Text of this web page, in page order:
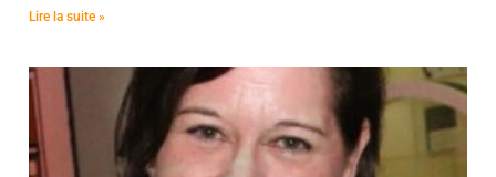
Lire la suite »